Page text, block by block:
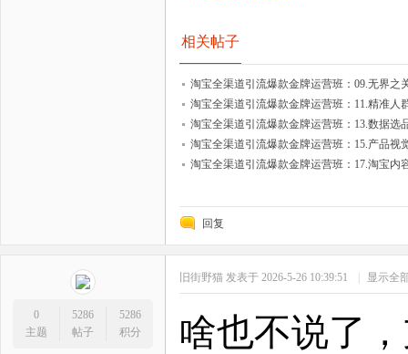
相关帖子
淘宝全渠道引流爆款金牌运营班：09.无界之
淘宝全渠道引流爆款金牌运营班：11.精准人
淘宝全渠道引流爆款金牌运营班：13.数据选
淘宝全渠道引流爆款金牌运营班：15.产品视
淘宝全渠道引流爆款金牌运营班：17.淘宝内
回复
0
主题
5286
帖子
5286
积分
旧街野猫 发表于 2026-5-26 10:39:51 | 显示全
啥也不说了